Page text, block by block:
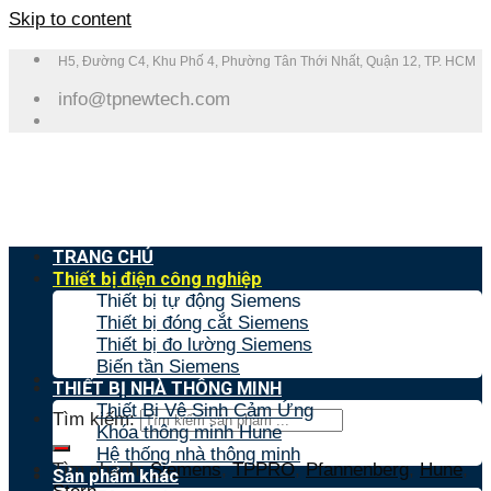
Skip to content
H5, Đường C4, Khu Phố 4, Phường Tân Thới Nhất, Quận 12, TP. HCM
info@tpnewtech.com
Tìm kiếm:
Tìm nhanh:Siemens,TPPRO,Pfannenberg,Hune,
TRANG CHỦ
Thiết bị điện công nghiệp
Thiết bị tự động Siemens
Thiết bị đóng cắt Siemens
Thiết bị đo lường Siemens
Biến tần Siemens
THIẾT BỊ NHÀ THÔNG MINH
Thiết Bị Vệ Sinh Cảm Ứng
Khóa thông minh Hune
Hệ thống nhà thông minh
Sản phẩm khác